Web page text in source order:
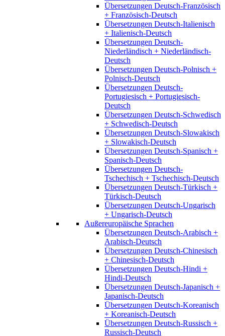
Übersetzungen Deutsch-Französisch
+ Französisch-Deutsch
Übersetzungen Deutsch-Italienisch
+ Italienisch-Deutsch
Übersetzungen Deutsch-
Niederländisch + Niederländisch-
Deutsch
Übersetzungen Deutsch-Polnisch +
Polnisch-Deutsch
Übersetzungen Deutsch-
Portugiesisch + Portugiesisch-
Deutsch
Übersetzungen Deutsch-Schwedisch
+ Schwedisch-Deutsch
Übersetzungen Deutsch-Slowakisch
+ Slowakisch-Deutsch
Übersetzungen Deutsch-Spanisch +
Spanisch-Deutsch
Übersetzungen Deutsch-
Tschechisch + Tschechisch-Deutsch
Übersetzungen Deutsch-Türkisch +
Türkisch-Deutsch
Übersetzungen Deutsch-Ungarisch
+ Ungarisch-Deutsch
Außereuropäische Sprachen
Übersetzungen Deutsch-Arabisch +
Arabisch-Deutsch
Übersetzungen Deutsch-Chinesisch
+ Chinesisch-Deutsch
Übersetzungen Deutsch-Hindi +
Hindi-Deutsch
Übersetzungen Deutsch-Japanisch +
Japanisch-Deutsch
Übersetzungen Deutsch-Koreanisch
+ Koreanisch-Deutsch
Übersetzungen Deutsch-Russisch +
Russisch-Deutsch